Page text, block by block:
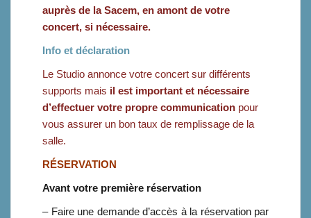
auprès de la Sacem, en amont de votre
concert, si nécessaire.
Info et déclaration
Le Studio annonce votre concert sur différents
supports mais il est important et nécessaire
d’effectuer votre propre communication pour
vous assurer un bon taux de remplissage de la
salle.
RÉSERVATION
Avant votre première réservation
– Faire une demande d’accès à la réservation par